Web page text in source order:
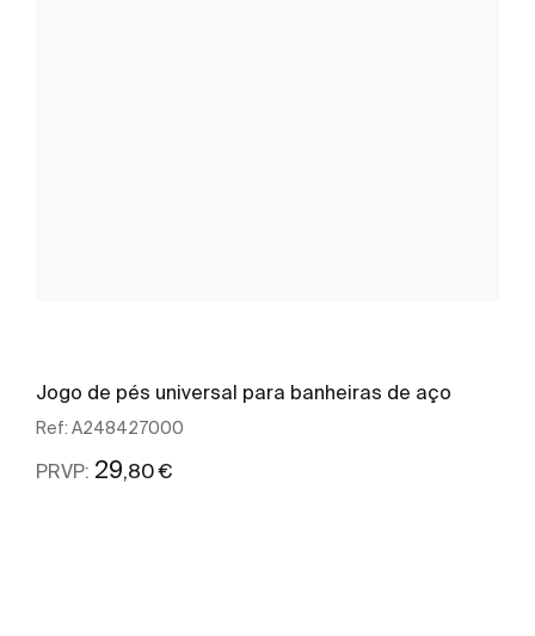
Jogo de pés universal para banheiras de aço
Ref: A248427000
PRVP: 29,80 €